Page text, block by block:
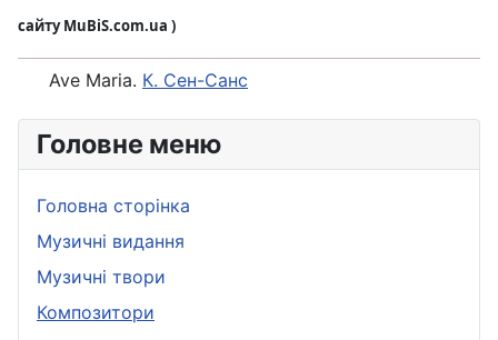
Головне меню
Головна сторінка
Музичні видання
Музичні твори
Композитори
сайту MuBiS.com.ua )
Ave Maria. К. Сен-Санс